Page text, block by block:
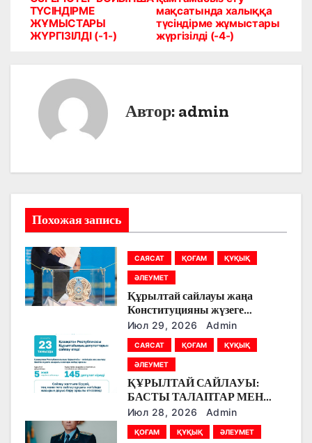
в
и
я
п
о
з
а
м
мақсатында халыққа
түсіндірме жұмыстары
жүргізілді (-4-)
ТҮСІНДІРМЕ
ЖҰМЫСТАРЫ
ЖҮРГІЗІЛДІ (-1-)
Автор: admin
Похожая запись
САЯСАТ ҚОҒАМ ҚҰҚЫҚ
ӘЛЕУМЕТ
Құрылтай сайлауы жаңа
Конституцияны жүзеге
асырудың алғашқы кезеңі
болады
Июл 29, 2026 Admin
САЯСАТ ҚОҒАМ ҚҰҚЫҚ
ӘЛЕУМЕТ
ҚҰРЫЛТАЙ САЙЛАУЫ:
БАСТЫ ТАЛАПТАР МЕН
ЕРЕКШЕЛІКТЕР
Июл 28, 2026 Admin
ҚОҒАМ ҚҰҚЫҚ ӘЛЕУМЕТ